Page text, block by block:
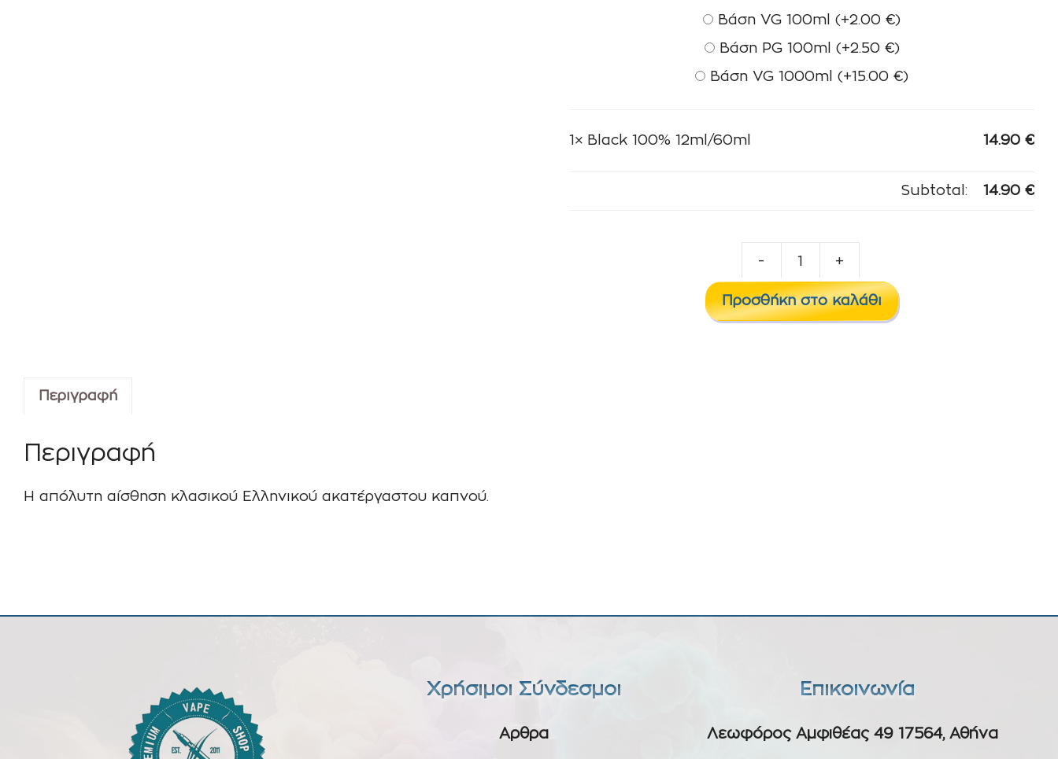
Βάση VG 100ml(+2.00€)
Βάση PG 100ml (+2.50 €)
Βάση VG 1000ml(+15.00€)
1× Black 100% 12ml/60ml 14.90 €
Subtotal: 14.90 €
-
100%
12ml/60ml
+
Προσθήκη στο καλάθι
Περιγραφή
Περιγραφή
Η απόλυτη αίσθηση κλασικού Ελληνικού ακατέργαστου καπνού.
Χρήσιμοι Σύνδεσμοι
Αρθρα
Επικοινωνία
Λεωφόρος Αμφιθέας 49 17564, Αθήνα